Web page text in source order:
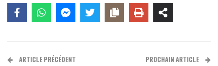
ARTICLE PRÉCÉDENT PROCHAIN ARTICLE